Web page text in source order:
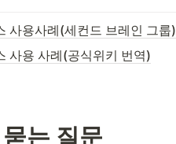
사용사례(세컨드 브레인 그룹)
사용 사례(공식위키 번역)
는 질문